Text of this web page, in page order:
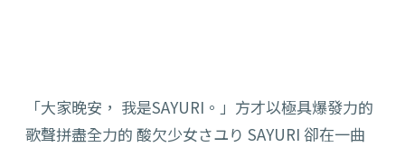
「大家晚安， 我是SAYURI。」方才以極具爆發力的
歌聲拼盡全力的 酸欠少女さユり SAYURI 卻在一曲